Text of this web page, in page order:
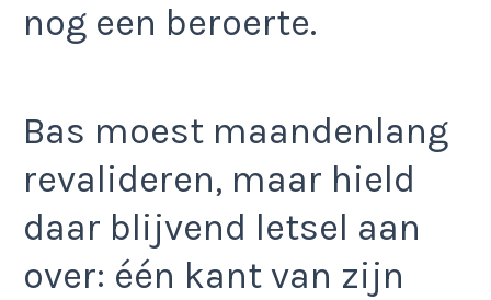
nog een beroerte.
Bas moest maandenlang
revalideren, maar hield
daar blijvend letsel aan
over: één kant van zijn